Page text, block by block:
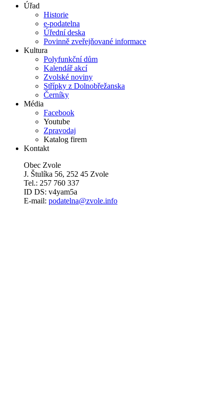
Úřad
Historie
e-podatelna
Úřední deska
Povinně zveřejňované informace
Kultura
Polyfunkční dům
Kalendář akcí
Zvolské noviny
Střípky z Dolnobřežanska
Černíky
Média
Facebook
Youtube
Zpravodaj
Katalog firem
Kontakt
Obec Zvole
J. Štulíka 56, 252 45 Zvole
Tel.: 257 760 337
ID DS: v4yam5a
E-mail: podatelna@zvole.info